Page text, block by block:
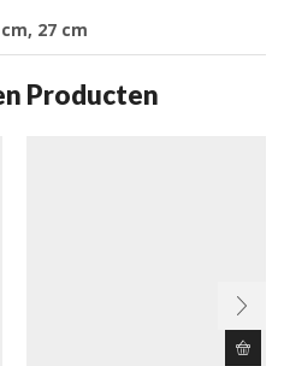
27 cm
Producten